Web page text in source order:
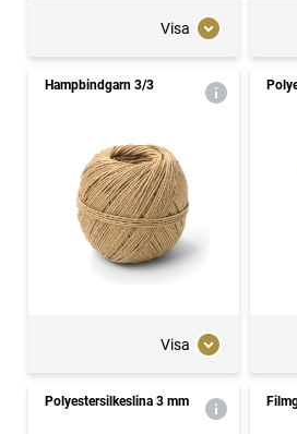
Visa
Hampbindgarn 3/3
Visa
Polyestersilkeslina 3 mm